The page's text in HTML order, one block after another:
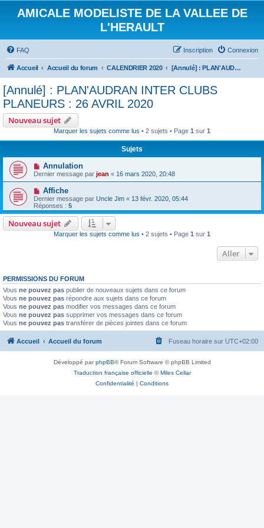
AMICALE MODELISTE DE LA VALLEE DE
L'HERAULT
FAQ Connexion
Inscription
Accueil Accueil du forum CALENDRIER 2020 [Annulé] : PLAN'AUDRAN INTER CLUBS PLANEURS : 26 AVRIL 2020
[Annulé] : PLAN'AUDRAN INTER CLUBS
PLANEURS : 26 AVRIL 2020
Nouveau sujet
Marquer les sujets comme lus • 2 sujets • Page 1 sur 1
Sujets
Annulation
Dernier message par jean « 16 mars 2020, 20:48
Affiche
Dernier message par Uncle Jim « 13 févr. 2020, 05:44
Réponses : 5
Nouveau sujet
Marquer les sujets comme lus • 2 sujets • Page 1 sur 1
Aller
PERMISSIONS DU FORUM
Vous ne pouvez pas publier de nouveaux sujets dans ce forum
Vous ne pouvez pas répondre aux sujets dans ce forum
Vous ne pouvez pas modifier vos messages dans ce forum
Vous ne pouvez pas supprimer vos messages dans ce forum
Vous ne pouvez pas transférer de pièces jointes dans ce forum
Accueil Accueil du forum Fuseau horaire sur UTC+02:00
Développé parphpBB® Forum Software © phpBB Limited
Traduction française officielle ©Miles Cellar
Confidentialité | Conditions